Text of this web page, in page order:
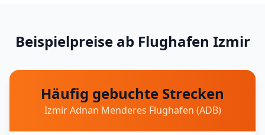
Beispielpreise ab Flughafen Izmir
Häufig gebuchte Strecken
Izmir Adnan Menderes Flughafen (ADB)